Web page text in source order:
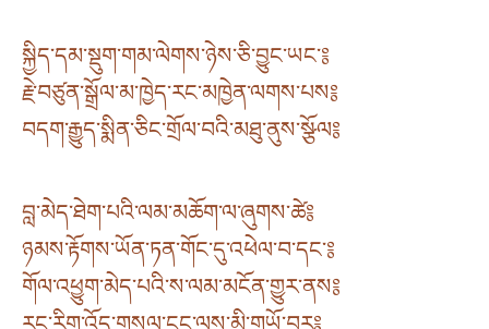
སྐྱིད་དམ་སྡུག་གམ་ལེགས་ཉེས་ཅི་བྱུང་ཡང་༔
རྗེ་བཙུན་སྒྲོལ་མ་ཁྱེད་རང་མཁྱེན་ལགས་པས༔
བདག་རྒྱུད་སྨིན་ཅིང་གྲོལ་བའི་མཐུ་ནུས་སྩོལ༔
བླ་མེད་ཐེག་པའི་ལམ་མཆོག་ལ་ཞུགས་ཚེ༔
ཉམས་རྟོགས་ཡོན་ཏན་གོང་དུ་འཕེལ་བ་དང་༔
གོལ་འཕྱུག་མེད་པའི་ས་ལམ་མངོན་གྱུར་ནས༔
རང་རིག་འོད་གསལ་ངང་ལས་མི་གཡོ་བར༔